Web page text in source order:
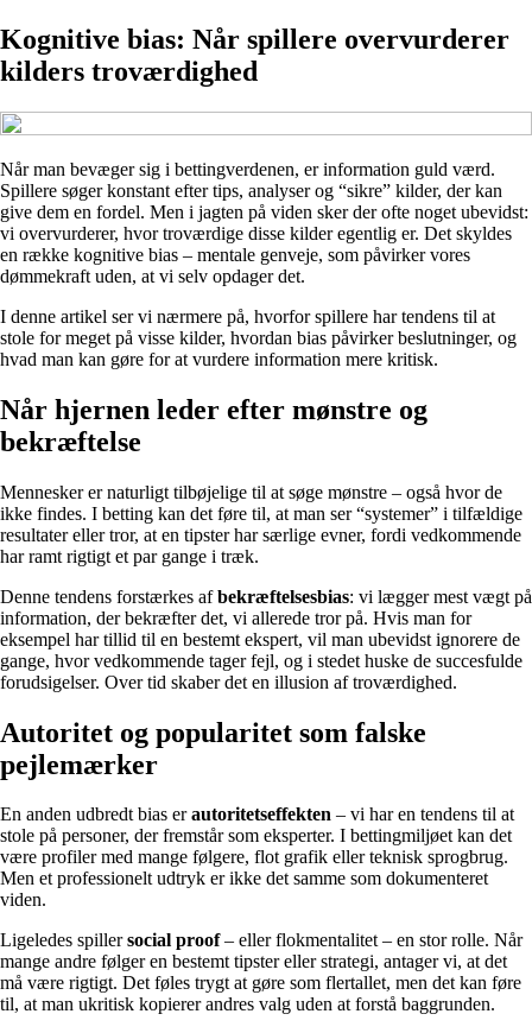
Kognitive bias: Når spillere overvurderer
kilders troværdighed
Når man bevæger sig i bettingverdenen, er information guld værd.
Spillere søger konstant efter tips, analyser og “sikre” kilder, der kan
give dem en fordel. Men i jagten på viden sker der ofte noget ubevidst:
vi overvurderer, hvor troværdige disse kilder egentlig er. Det skyldes
en række kognitive bias – mentale genveje, som påvirker vores
dømmekraft uden, at vi selv opdager det.
I denne artikel ser vi nærmere på, hvorfor spillere har tendens til at
stole for meget på visse kilder, hvordan bias påvirker beslutninger, og
hvad man kan gøre for at vurdere information mere kritisk.
Når hjernen leder efter mønstre og
bekræftelse
Mennesker er naturligt tilbøjelige til at søge mønstre – også hvor de
ikke findes. I betting kan det føre til, at man ser “systemer” i tilfældige
resultater eller tror, at en tipster har særlige evner, fordi vedkommende
har ramt rigtigt et par gange i træk.
Denne tendens forstærkes afbekræftelsesbias: vi lægger mest vægt på
information, der bekræfter det, vi allerede tror på. Hvis man for
eksempel har tillid til en bestemt ekspert, vil man ubevidst ignorere de
gange, hvor vedkommende tager fejl, og i stedet huske de succesfulde
forudsigelser. Over tid skaber det en illusion af troværdighed.
Autoritet og popularitet som falske
pejlemærker
En anden udbredt bias erautoritetseffekten – vi har en tendens til at
stole på personer, der fremstår som eksperter. I bettingmiljøet kan det
være profiler med mange følgere, flot grafik eller teknisk sprogbrug.
Men et professionelt udtryk er ikke det samme som dokumenteret
viden.
Ligeledes spillersocial proof– eller flokmentalitet – en stor rolle. Når
mange andre følger en bestemt tipster eller strategi, antager vi, at det
må være rigtigt. Det føles trygt at gøre som flertallet, men det kan føre
til, at man ukritisk kopierer andres valg uden at forstå baggrunden.